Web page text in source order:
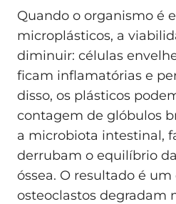
Quando o organismo é
microplásticos, a
diminuir: células
ficam inflamatórias e
disso, os plásticos
contagem de glóbulos
a microbiota intestinal,
derrubam o equilíbrio
óssea. O resultado é
osteoclastos degradam